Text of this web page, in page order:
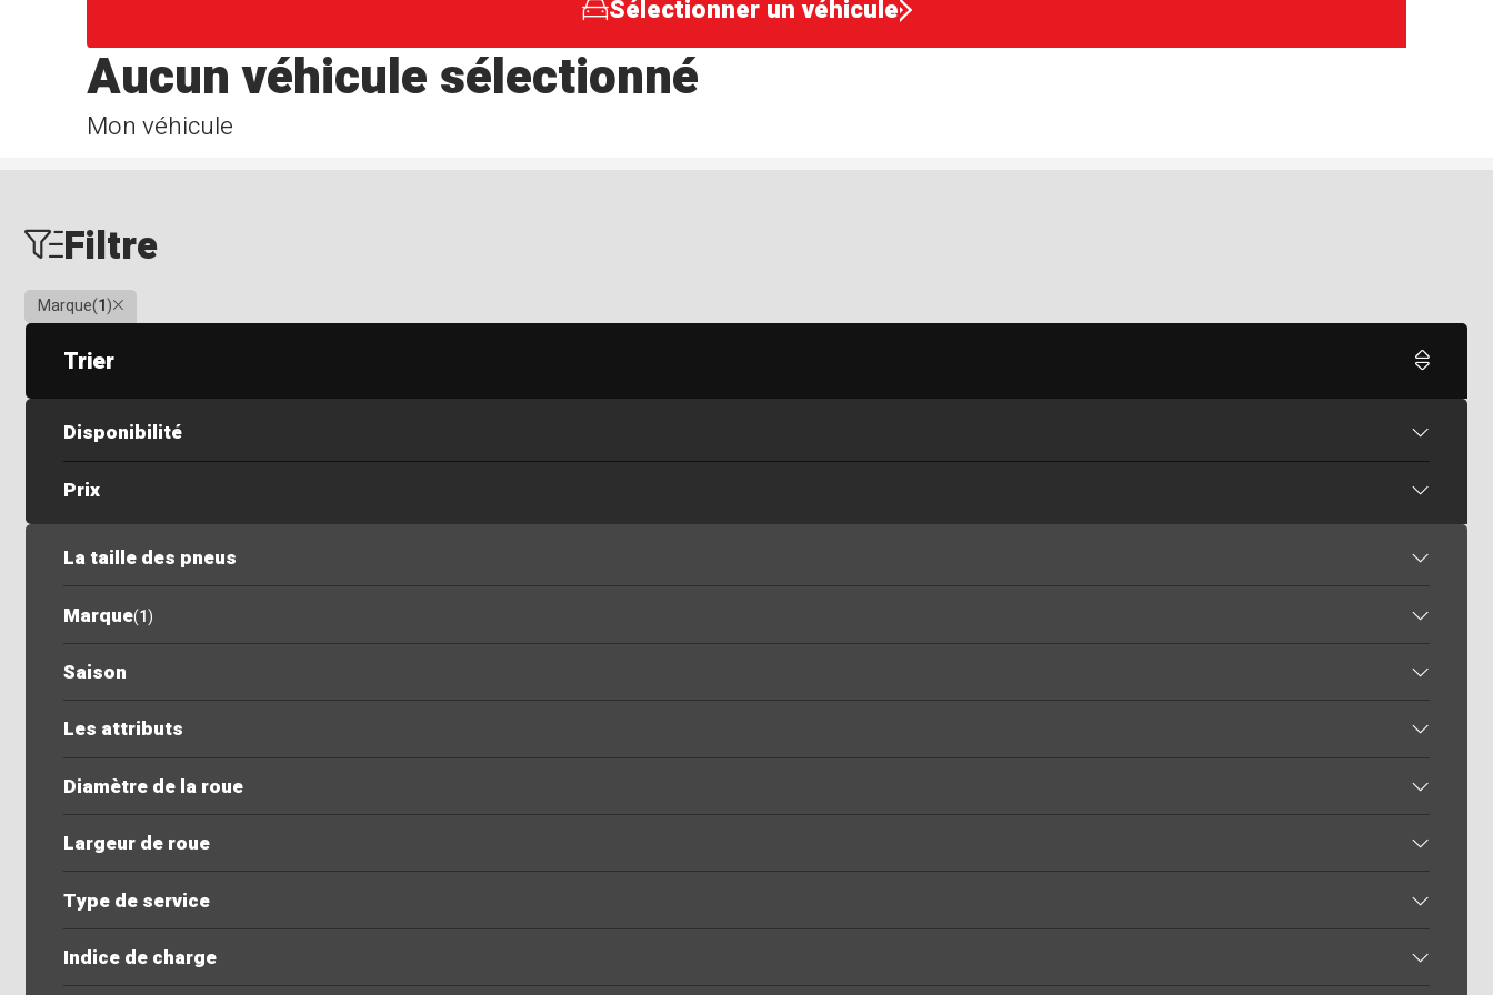
Sélectionner un véhicule
Mon véhicule
Aucun véhicule sélectionné
Filtre
Marque(1)Clair
Trier
Disponibilité
Prix
La taille des pneus
Marque(1)
Saison
Les attributs
Diamètre de la roue
Largeur de roue
Type de service
Indice de charge